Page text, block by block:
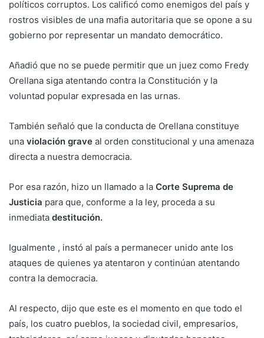
políticos corruptos. Los calificó como enemigos del país y
rostros visibles de una mafia autoritaria que se opone a su
gobierno por representar un mandato democrático.
Añadió que no se puede permitir que un juez como Fredy
Orellana siga atentando contra la Constitución y la
voluntad popular expresada en las urnas.
También señaló que la conducta de Orellana constituye
una violación grave al orden constitucional y una amenaza
directa a nuestra democracia.
Por esa razón, hizo un llamado a la Corte Suprema de
Justicia para que, conforme a la ley, proceda a su
inmediata destitución.
Igualmente , instó al país a permanecer unido ante los
ataques de quienes ya atentaron y continúan atentando
contra la democracia.
Al respecto, dijo que este es el momento en que todo el
país, los cuatro pueblos, la sociedad civil, empresarios,